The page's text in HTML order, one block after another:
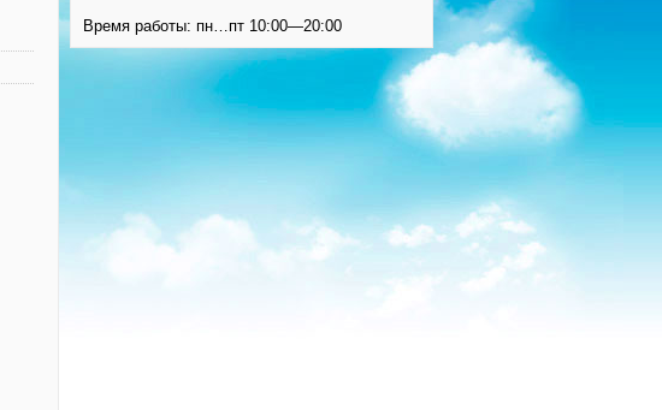
Время работы: пн…пт 10:00—20:00